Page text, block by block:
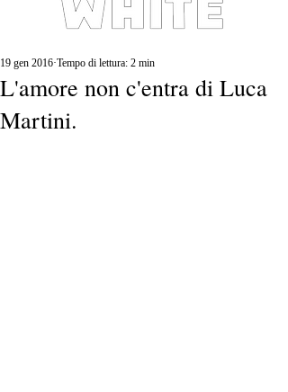
L'amore non c'entra di Luca
Martini.
19 gen 2016 Tempo di lettura: 2 min